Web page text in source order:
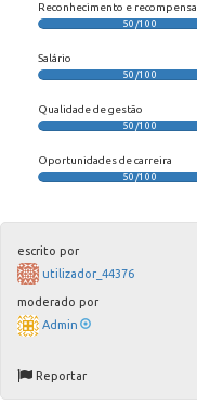
Reconhecimento e recompensa
50/100
Salário
50/100
Qualidade de gestão
50/100
Oportunidades de carreira
50/100
escrito por
utilizador_44376
moderado por
Admin
Reportar